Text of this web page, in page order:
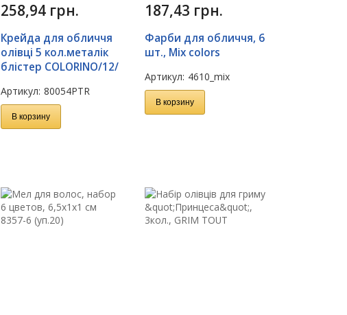
258,94 грн.
Крейда для обличчя
олівці 5 кол.металік
блістер COLORINO/12/
Артикул: 80054PTR
В корзину
187,43 грн.
Фарби для обличчя, 6
шт., Mix colors
Артикул: 4610_mix
В корзину